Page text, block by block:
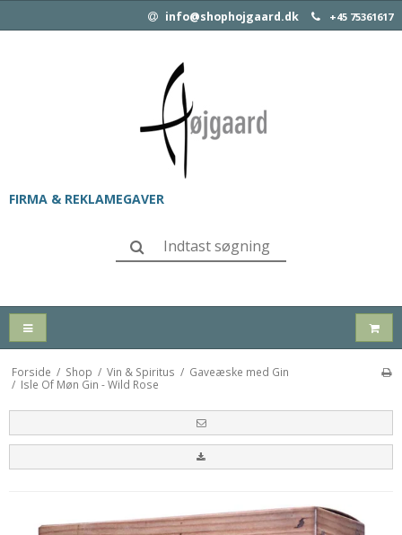
info@shophojgaard.dk +45 75361617
FIRMA & REKLAMEGAVER
Forside / Shop / Vin & Spiritus / Gaveæske med Gin
/ Isle Of Møn Gin - Wild Rose